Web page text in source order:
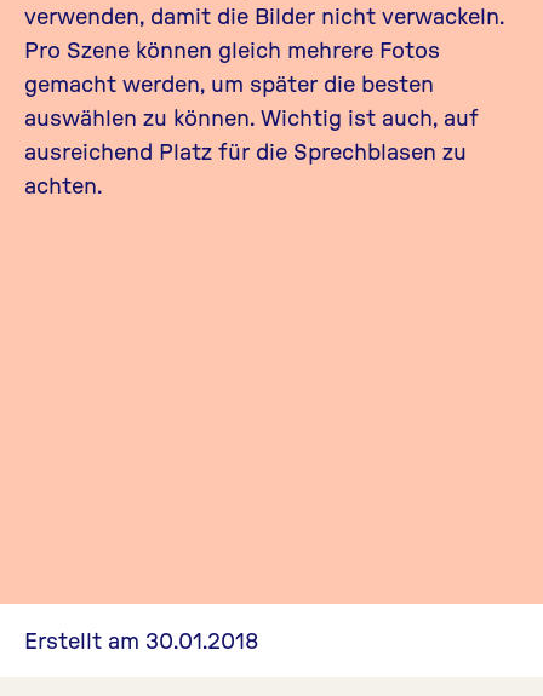
verwenden, damit die Bilder nicht verwackeln.
Pro Szene können gleich mehrere Fotos
gemacht werden, um später die besten
auswählen zu können. Wichtig ist auch, auf
ausreichend Platz für die Sprechblasen zu
achten.
Erstellt am 30.01.2018